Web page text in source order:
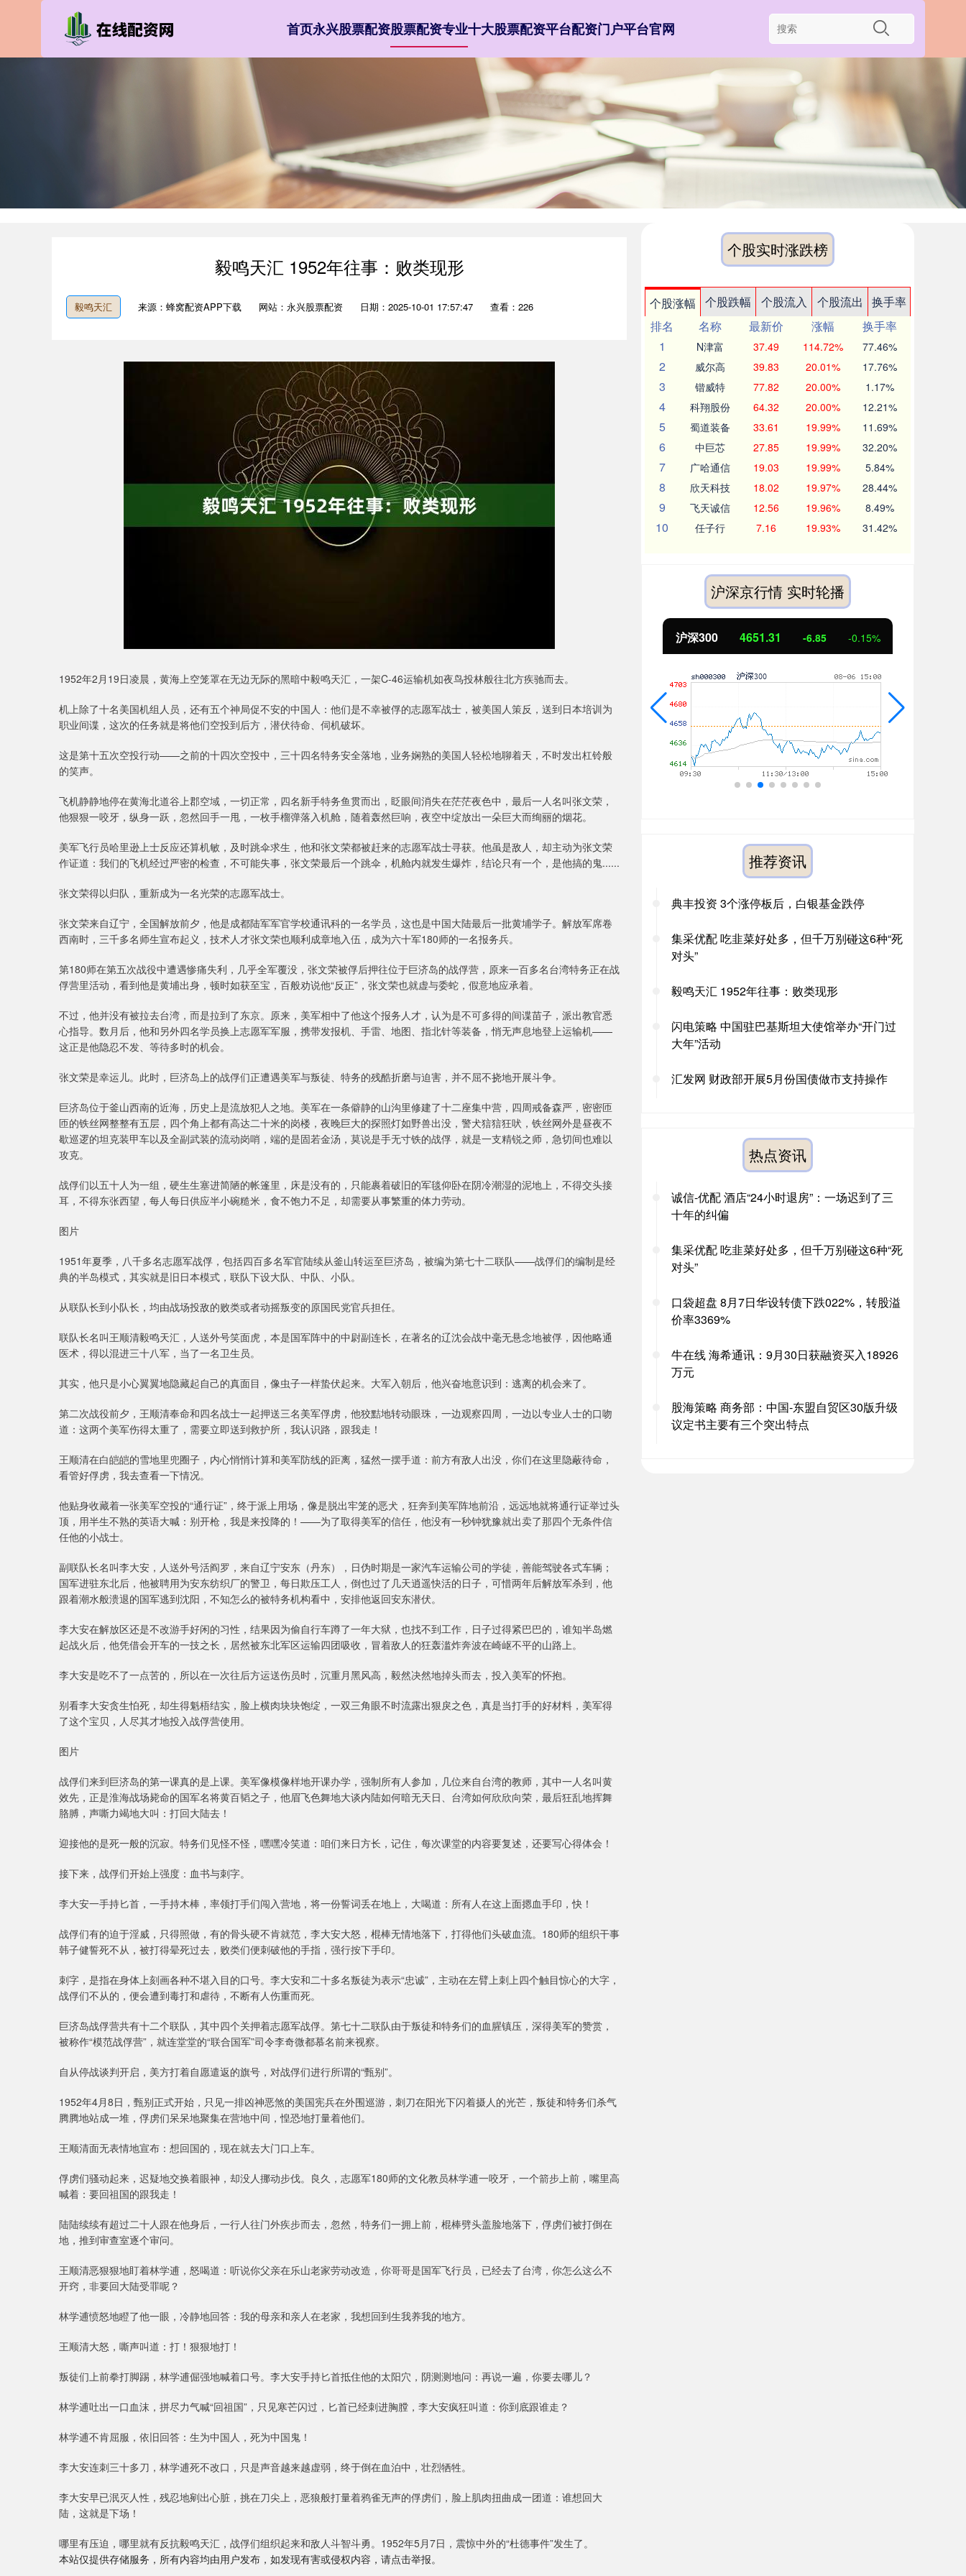
首页永兴股票配资股票配资专业十大股票配资平台配资门户平台官网
毅鸣天汇 1952年往事：败类现形
毅鸣天汇 来源：蜂窝配资APP下载 网站：永兴股票配资 日期：2025-10-01 17:57:47 查看：226
1952年2月19日凌晨，黄海上空笼罩在无边无际的黑暗中毅鸣天汇，一架C-46运输机如夜鸟投林般往北方疾驰而去。
机上除了十名美国机组人员，还有五个神局促不安的中国人：他们是不幸被俘的志愿军战士，被美国人策反，送到日本培训为
职业间谍，这次的任务就是将他们空投到后方，潜伏待命、伺机破坏。
这是第十五次空投行动——之前的十四次空投中，三十四名特务安全落地，业务娴熟的美国人轻松地聊着天，不时发出杠铃般
的笑声。
飞机静静地停在黄海北道谷上郡空域，一切正常，四名新手特务鱼贯而出，眨眼间消失在茫茫夜色中，最后一人名叫张文荣，
他狠狠一咬牙，纵身一跃，忽然回手一甩，一枚手榴弹落入机舱，随着轰然巨响，夜空中绽放出一朵巨大而绚丽的烟花。
美军飞行员哈里逊上士反应还算机敏，及时跳伞求生，他和张文荣都被赶来的志愿军战士寻获。他虽是敌人，却主动为张文荣
作证道：我们的飞机经过严密的检查，不可能失事，张文荣最后一个跳伞，机舱内就发生爆炸，结论只有一个，是他搞的鬼......
张文荣得以归队，重新成为一名光荣的志愿军战士。
张文荣来自辽宁，全国解放前夕，他是成都陆军军官学校通讯科的一名学员，这也是中国大陆最后一批黄埔学子。解放军席卷
西南时，三千多名师生宣布起义，技术人才张文荣也顺利成章地入伍，成为六十军180师的一名报务兵。
第180师在第五次战役中遭遇惨痛失利，几乎全军覆没，张文荣被俘后押往位于巨济岛的战俘营，原来一百多名台湾特务正在战
俘营里活动，看到他是黄埔出身，顿时如获至宝，百般劝说他“反正”，张文荣也就虚与委蛇，假意地应承着。
不过，他并没有被拉去台湾，而是拉到了东京。原来，美军相中了他这个报务人才，认为是不可多得的间谍苗子，派出教官悉
心指导。数月后，他和另外四名学员换上志愿军军服，携带发报机、手雷、地图、指北针等装备，悄无声息地登上运输机——
这正是他隐忍不发、等待多时的机会。
张文荣是幸运儿。此时，巨济岛上的战俘们正遭遇美军与叛徒、特务的残酷折磨与迫害，并不屈不挠地开展斗争。
巨济岛位于釜山西南的近海，历史上是流放犯人之地。美军在一条僻静的山沟里修建了十二座集中营，四周戒备森严，密密匝
匝的铁丝网整整有五层，四个角上都有高达二十米的岗楼，夜晚巨大的探照灯如野兽出没，警犬狺狺狂吠，铁丝网外是昼夜不
歇巡逻的坦克装甲车以及全副武装的流动岗哨，端的是固若金汤，莫说是手无寸铁的战俘，就是一支精锐之师，急切间也难以
攻克。
战俘们以五十人为一组，硬生生塞进简陋的帐篷里，床是没有的，只能裹着破旧的军毯仰卧在阴冷潮湿的泥地上，不得交头接
耳，不得东张西望，每人每日供应半小碗糙米，食不饱力不足，却需要从事繁重的体力劳动。
图片
1951年夏季，八千多名志愿军战俘，包括四百多名军官陆续从釜山转运至巨济岛，被编为第七十二联队——战俘们的编制是经
典的半岛模式，其实就是旧日本模式，联队下设大队、中队、小队。
从联队长到小队长，均由战场投敌的败类或者动摇叛变的原国民党官兵担任。
联队长名叫王顺清毅鸣天汇，人送外号笑面虎，本是国军阵中的中尉副连长，在著名的辽沈会战中毫无悬念地被俘，因他略通
医术，得以混进三十八军，当了一名卫生员。
其实，他只是小心翼翼地隐藏起自己的真面目，像虫子一样蛰伏起来。大军入朝后，他兴奋地意识到：逃离的机会来了。
第二次战役前夕，王顺清奉命和四名战士一起押送三名美军俘虏，他狡黠地转动眼珠，一边观察四周，一边以专业人士的口吻
道：这两个美军伤得太重了，需要立即送到救护所，我认识路，跟我走！
王顺清在白皑皑的雪地里兜圈子，内心悄悄计算和美军防线的距离，猛然一摆手道：前方有敌人出没，你们在这里隐蔽待命，
看管好俘虏，我去查看一下情况。
他贴身收藏着一张美军空投的“通行证”，终于派上用场，像是脱出牢笼的恶犬，狂奔到美军阵地前沿，远远地就将通行证举过头
顶，用半生不熟的英语大喊：别开枪，我是来投降的！——为了取得美军的信任，他没有一秒钟犹豫就出卖了那四个无条件信
任他的小战士。
副联队长名叫李大安，人送外号活阎罗，来自辽宁安东（丹东），日伪时期是一家汽车运输公司的学徒，善能驾驶各式车辆；
国军进驻东北后，他被聘用为安东纺织厂的警卫，每日欺压工人，倒也过了几天逍遥快活的日子，可惜两年后解放军杀到，他
跟着潮水般溃退的国军逃到沈阳，不知怎么的被特务机构看中，安排他返回安东潜伏。
李大安在解放区还是不改游手好闲的习性，结果因为偷自行车蹲了一年大狱，也找不到工作，日子过得紧巴巴的，谁知半岛燃
起战火后，他凭借会开车的一技之长，居然被东北军区运输四团吸收，冒着敌人的狂轰滥炸奔波在崎岖不平的山路上。
李大安是吃不了一点苦的，所以在一次往后方运送伤员时，沉重月黑风高，毅然决然地掉头而去，投入美军的怀抱。
别看李大安贪生怕死，却生得魁梧结实，脸上横肉块块饱绽，一双三角眼不时流露出狠戾之色，真是当打手的好材料，美军得
了这个宝贝，人尽其才地投入战俘营使用。
图片
战俘们来到巨济岛的第一课真的是上课。美军像模像样地开课办学，强制所有人参加，几位来自台湾的教师，其中一人名叫黄
效先，正是淮海战场毙命的国军名将黄百韬之子，他眉飞色舞地大谈内陆如何暗无天日、台湾如何欣欣向荣，最后狂乱地挥舞
胳膊，声嘶力竭地大叫：打回大陆去！
迎接他的是死一般的沉寂。特务们见怪不怪，嘿嘿冷笑道：咱们来日方长，记住，每次课堂的内容要复述，还要写心得体会！
接下来，战俘们开始上强度：血书与刺字。
李大安一手持匕首，一手持木棒，率领打手们闯入营地，将一份誓词丢在地上，大喝道：所有人在这上面摁血手印，快！
战俘们有的迫于淫威，只得照做，有的骨头硬不肯就范，李大安大怒，棍棒无情地落下，打得他们头破血流。180师的组织干事
韩子健誓死不从，被打得晕死过去，败类们便刺破他的手指，强行按下手印。
刺字，是指在身体上刻画各种不堪入目的口号。李大安和二十多名叛徒为表示“忠诚”，主动在左臂上刺上四个触目惊心的大字，
战俘们不从的，便会遭到毒打和虐待，不断有人伤重而死。
巨济岛战俘营共有十二个联队，其中四个关押着志愿军战俘。第七十二联队由于叛徒和特务们的血腥镇压，深得美军的赞赏，
被称作“模范战俘营”，就连堂堂的“联合国军”司令李奇微都慕名前来视察。
自从停战谈判开启，美方打着自愿遣返的旗号，对战俘们进行所谓的“甄别”。
1952年4月8日，甄别正式开始，只见一排凶神恶煞的美国宪兵在外围巡游，刺刀在阳光下闪着摄人的光芒，叛徒和特务们杀气
腾腾地站成一堆，俘虏们呆呆地聚集在营地中间，惶恐地打量着他们。
王顺清面无表情地宣布：想回国的，现在就去大门口上车。
俘虏们骚动起来，迟疑地交换着眼神，却没人挪动步伐。良久，志愿军180师的文化教员林学逋一咬牙，一个箭步上前，嘴里高
喊着：要回祖国的跟我走！
陆陆续续有超过二十人跟在他身后，一行人往门外疾步而去，忽然，特务们一拥上前，棍棒劈头盖脸地落下，俘虏们被打倒在
地，推到审查室逐个审问。
王顺清恶狠狠地盯着林学逋，怒喝道：听说你父亲在乐山老家劳动改造，你哥哥是国军飞行员，已经去了台湾，你怎么这么不
开窍，非要回大陆受罪呢？
林学逋愤怒地瞪了他一眼，冷静地回答：我的母亲和亲人在老家，我想回到生我养我的地方。
王顺清大怒，嘶声叫道：打！狠狠地打！
叛徒们上前拳打脚踢，林学逋倔强地喊着口号。李大安手持匕首抵住他的太阳穴，阴测测地问：再说一遍，你要去哪儿？
林学逋吐出一口血沫，拼尽力气喊“回祖国”，只见寒芒闪过，匕首已经刺进胸膛，李大安疯狂叫道：你到底跟谁走？
林学逋不肯屈服，依旧回答：生为中国人，死为中国鬼！
李大安连刺三十多刀，林学逋死不改口，只是声音越来越虚弱，终于倒在血泊中，壮烈牺牲。
李大安早已泯灭人性，残忍地剜出心脏，挑在刀尖上，恶狼般打量着鸦雀无声的俘虏们，脸上肌肉扭曲成一团道：谁想回大
陆，这就是下场！
哪里有压迫，哪里就有反抗毅鸣天汇，战俘们组织起来和敌人斗智斗勇。1952年5月7日，震惊中外的“杜德事件”发生了。
本站仅提供存储服务，所有内容均由用户发布，如发现有害或侵权内容，请点击举报。
个股实时涨跌榜
个股涨幅 个股跌幅 个股流入 个股流出
换手率
排名
名称 最新价 涨幅
换手率
1
N津富 37.49 114.72% 77.46%
2 威尔高 39.83 20.01% 17.76%
3 锴威特 77.82 20.00% 1.17%
4 科翔股份 64.32 20.00% 12.21%
5 蜀道装备 33.61 19.99% 11.69%
6 中巨芯 27.85 19.99% 32.20%
7 广哈通信 19.03 19.99% 5.84%
8 欣天科技 18.02 19.97% 28.44%
9 飞天诚信 12.56 19.96% 8.49%
10 任子行 7.16 19.93% 31.42%
沪深京行情 实时轮播
北证50 1122.88 3.42 0.30%
推荐资讯
典丰投资 3个涨停板后，白银基金跌停
集采优配 吃韭菜好处多，但千万别碰这6种“死
对头”
毅鸣天汇 1952年往事：败类现形
闪电策略 中国驻巴基斯坦大使馆举办“开门过
大年”活动
汇发网 财政部开展5月份国债做市支持操作
热点资讯
诚信-优配 酒店“24小时退房”：一场迟到了三
十年的纠偏
集采优配 吃韭菜好处多，但千万别碰这6种“死
对头”
口袋超盘 8月7日华设转债下跌022%，转股溢
价率3369%
牛在线 海希通讯：9月30日获融资买入18926
万元
股海策略 商务部：中国-东盟自贸区30版升级
议定书主要有三个突出特点